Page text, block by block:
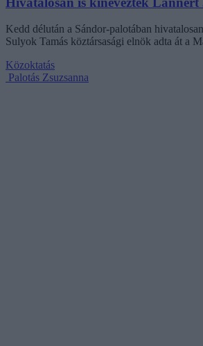
Kedd délután a Sándor-palotában
Sulyok Tamás köztársasági elnök adta át a
Közoktatás
Palotás Zsuzsanna